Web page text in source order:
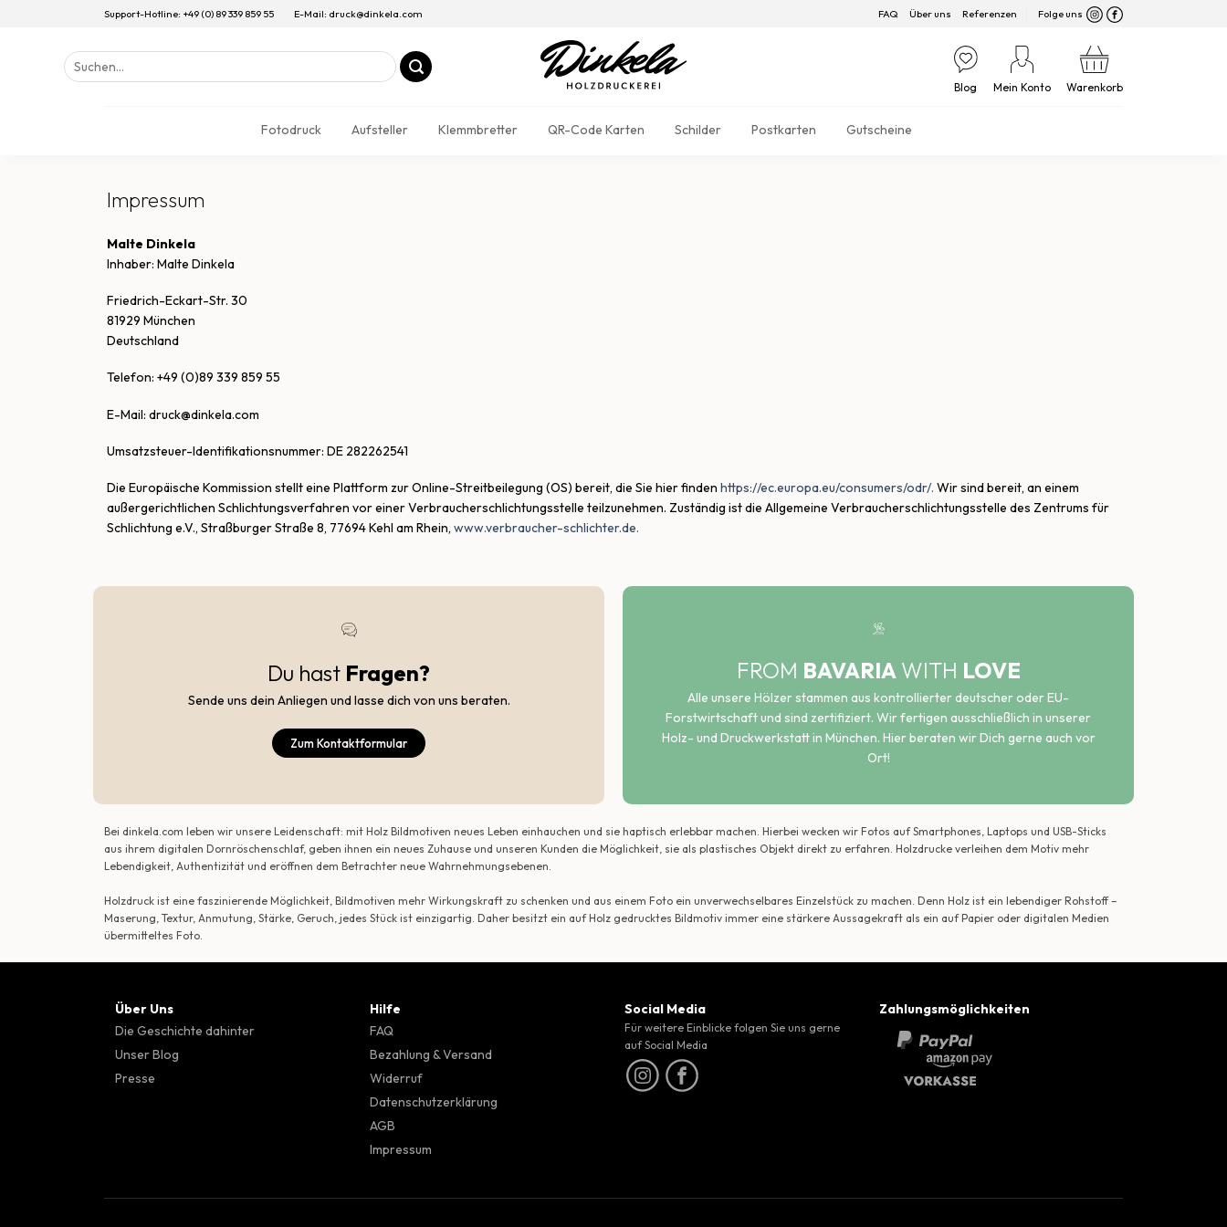
Support-Hotline: +49 (0) 89 339 859 55 E-Mail: druck@dinkela.com FAQ Über uns Referenzen Folge uns
Suchen
nach:
Blog Mein Konto Warenkorb
Fotodruck Aufsteller Klemmbretter QR-Code Karten Schilder Postkarten Gutscheine
Impressum
Malte Dinkela
Inhaber: Malte Dinkela
Friedrich-Eckart-Str. 30
81929 München
Deutschland
Telefon: +49 (0)89 339 859 55
E-Mail: druck@dinkela.com
Umsatzsteuer-Identifikationsnummer: DE 282262541
Die Europäische Kommission stellt eine Plattform zur Online-Streitbeilegung (OS) bereit, die Sie hier finden https://ec.europa.eu/consumers/odr/. Wir sind bereit, an einem
außergerichtlichen Schlichtungsverfahren vor einer Verbraucherschlichtungsstelle teilzunehmen. Zuständig ist die Allgemeine Verbraucherschlichtungsstelle des Zentrums für
Schlichtung e.V., Straßburger Straße 8, 77694 Kehl am Rhein, www.verbraucher-schlichter.de.
Du hast Fragen?
Sende uns dein Anliegen und lasse dich von uns beraten.
Zum Kontaktformular
FROM BAVARIA WITH LOVE
Alle unsere Hölzer stammen aus kontrollierter deutscher oder EU-
Forstwirtschaft und sind zertifiziert. Wir fertigen ausschließlich in unserer
Holz- und Druckwerkstatt in München. Hier beraten wir Dich gerne auch vor
Ort!
Bei dinkela.com leben wir unsere Leidenschaft: mit Holz Bildmotiven neues Leben einhauchen und sie haptisch erlebbar machen. Hierbei wecken wir Fotos auf Smartphones, Laptops und USB-Sticks
aus ihrem digitalen Dornröschenschlaf, geben ihnen ein neues Zuhause und unseren Kunden die Möglichkeit, sie als plastisches Objekt direkt zu erfahren. Holzdrucke verleihen dem Motiv mehr
Lebendigkeit, Authentizität und eröffnen dem Betrachter neue Wahrnehmungsebenen.
Holzdruck ist eine faszinierende Möglichkeit, Bildmotiven mehr Wirkungskraft zu schenken und aus einem Foto ein unverwechselbares Einzelstück zu machen. Denn Holz ist ein lebendiger Rohstoff –
Maserung, Textur, Anmutung, Stärke, Geruch, jedes Stück ist einzigartig. Daher besitzt ein auf Holz gedrucktes Bildmotiv immer eine stärkere Aussagekraft als ein auf Papier oder digitalen Medien
übermitteltes Foto.
Über Uns
Die Geschichte dahinter
Unser Blog
Presse
Hilfe
FAQ
Bezahlung & Versand
Widerruf
Datenschutzerklärung
AGB
Impressum
Social Media
Für weitere Einblicke folgen Sie uns gerne
auf Social Media
Zahlungsmöglichkeiten